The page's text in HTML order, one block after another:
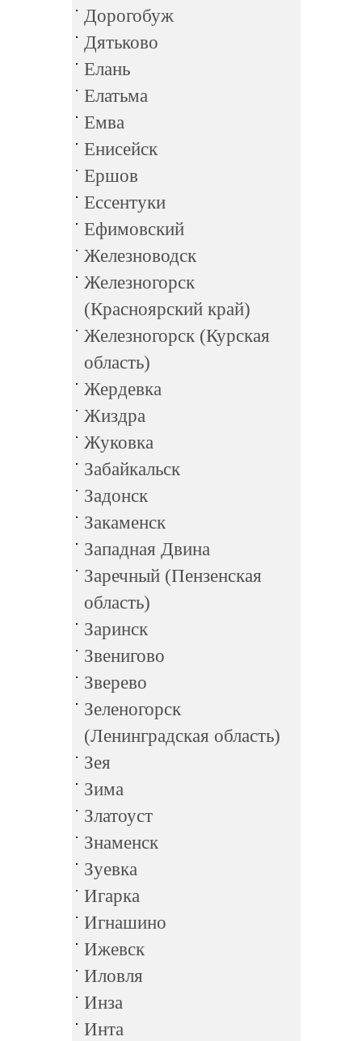
Дорогобуж
Дятьково
Елань
Елатьма
Емва
Енисейск
Ершов
Ессентуки
Ефимовский
Железноводск
Железногорск
(Красноярский край)
Железногорск (Курская
область)
Жердевка
Жиздра
Жуковка
Забайкальск
Задонск
Закаменск
Западная Двина
Заречный (Пензенская
область)
Заринск
Звенигово
Зверево
Зеленогорск
(Ленинградская область)
Зея
Зима
Златоуст
Знаменск
Зуевка
Игарка
Игнашино
Ижевск
Иловля
Инза
Инта